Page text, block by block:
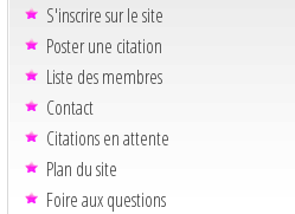
S'inscrire sur le site
Poster une citation
Liste des membres
Contact
Citations en attente
Plan du site
Foire aux questions